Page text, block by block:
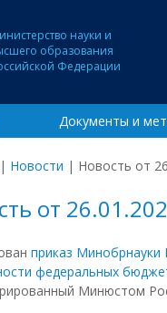
науки и
образования
Федерации
Документы и
| Новости | Новость от
от
приказ Минобрнауки
федеральных
Минюстом